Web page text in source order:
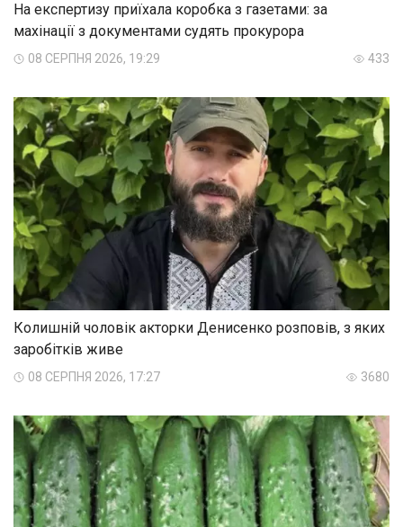
На експертизу приїхала коробка з газетами: за
махінації з документами судять прокурора
08 СЕРПНЯ 2026, 19:29 433
Колишній чоловік акторки Денисенко розповів, з яких
заробітків живе
08 СЕРПНЯ 2026, 17:27 3680